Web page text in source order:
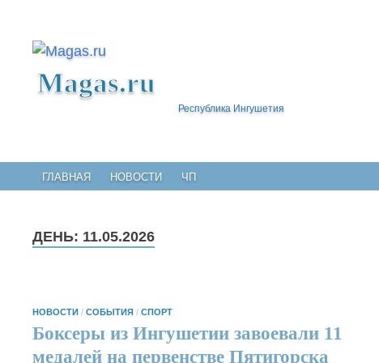
Magas.ru
Республика Ингушетия
ГЛАВНАЯ НОВОСТИ ЧП
ДЕНЬ: 11.05.2026
НОВОСТИ / СОБЫТИЯ / СПОРТ
Боксеры из Ингушетии завоевали 11
медалей на первенстве Пятигорска